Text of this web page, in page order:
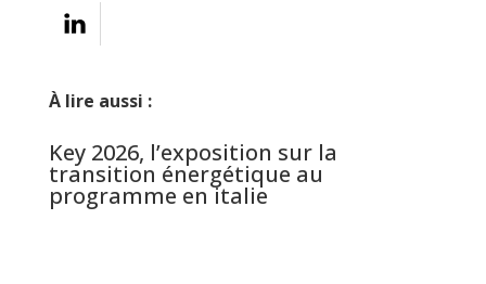
À lire aussi :
Key 2026, l’exposition sur la
transition énergétique au
programme en italie